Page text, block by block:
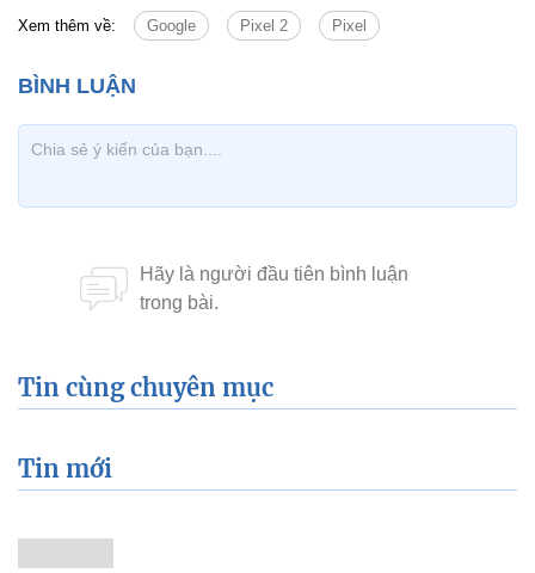
Xem thêm về: Google Pixel 2 Pixel
Tin cùng chuyên mục
Tin mới